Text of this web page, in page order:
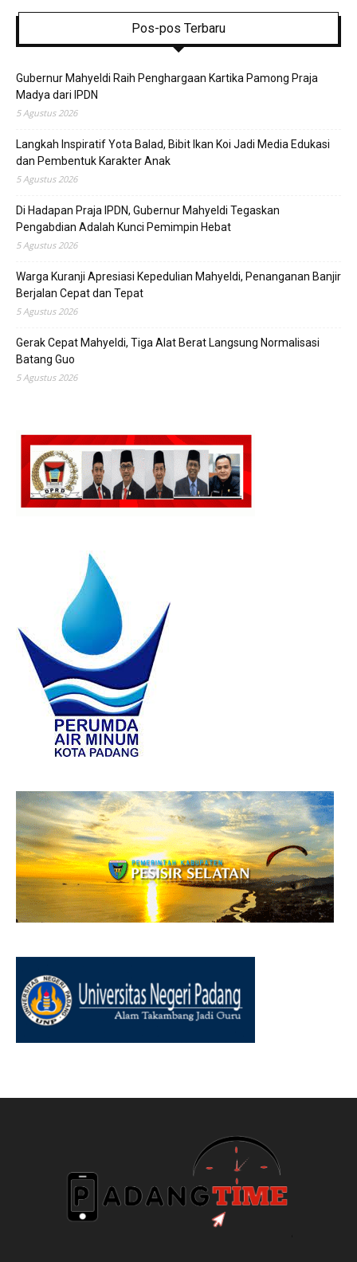
Pos-pos Terbaru
Gubernur Mahyeldi Raih Penghargaan Kartika Pamong Praja
Madya dari IPDN
5 Agustus 2026
Langkah Inspiratif Yota Balad, Bibit Ikan Koi Jadi Media Edukasi
dan Pembentuk Karakter Anak
5 Agustus 2026
Di Hadapan Praja IPDN, Gubernur Mahyeldi Tegaskan
Pengabdian Adalah Kunci Pemimpin Hebat
5 Agustus 2026
Warga Kuranji Apresiasi Kepedulian Mahyeldi, Penanganan Banjir
Berjalan Cepat dan Tepat
5 Agustus 2026
Gerak Cepat Mahyeldi, Tiga Alat Berat Langsung Normalisasi
Batang Guo
5 Agustus 2026